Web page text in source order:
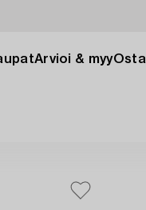
Arvioi & myyOsta